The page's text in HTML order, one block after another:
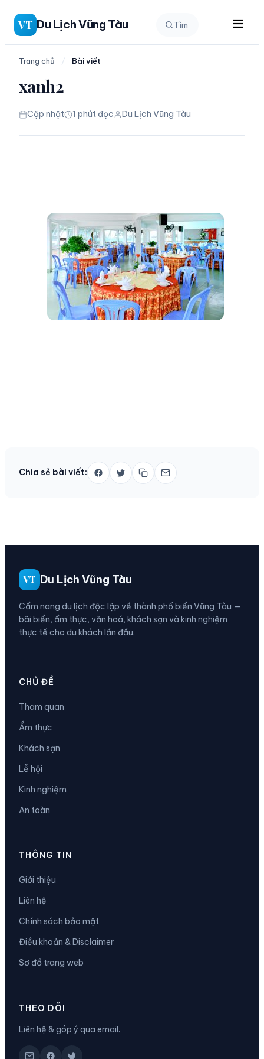
Chuyển
đến
phần
VT Du Lịch Vũng Tàu Tìm
Trang chủ / Bài viết
xanh2
Cập nhật 1 phút đọc Du Lịch Vũng Tàu
Chia sẻ bài viết:
VT Du Lịch Vũng Tàu
Cẩm nang du lịch độc lập về thành phố biển Vũng Tàu —
bãi biển, ẩm thực, văn hoá, khách sạn và kinh nghiệm
thực tế cho du khách lần đầu.
CHỦ ĐỀ
Tham quan
Ẩm thực
Khách sạn
Lễ hội
Kinh nghiệm
An toàn
THÔNG TIN
Giới thiệu
Liên hệ
Chính sách bảo mật
Điều khoản & Disclaimer
Sơ đồ trang web
THEO DÕI
Liên hệ & góp ý qua email.